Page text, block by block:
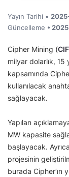
Yayın Tarihi •
Güncelleme •
Cipher Mining (
milyar dolarlık, 15
kapsamında
kullanılacak
sağlayacak.
Yapılan
MW kapasite
başlayacak.
projesinin
burada Cipher’ın